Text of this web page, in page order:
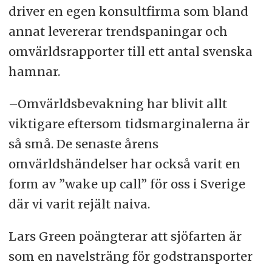
driver en egen konsultfirma som bland
annat levererar trendspaningar och
omvärldsrapporter till ett antal svenska
hamnar.
–Omvärldsbevakning har blivit allt
viktigare eftersom tidsmarginalerna är
så små. De senaste årens
omvärldshändelser har också varit en
form av ”wake up call” för oss i Sverige
där vi varit rejält naiva.
Lars Green poängterar att sjöfarten är
som en navelsträng för godstransporter